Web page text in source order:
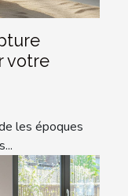
votre
les époques